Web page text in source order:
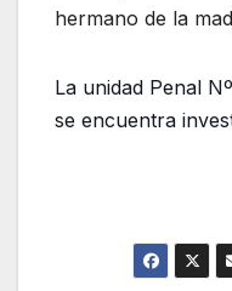
hermano de la
La unidad Penal
se encuentra